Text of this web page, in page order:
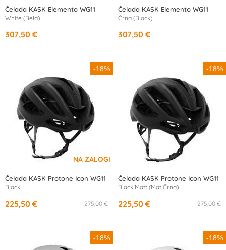
Čelada KASK Elemento WG11
White (Bela)
307,50 €
/mesec
Čelada KASK Elemento WG11
Črna (Black)
307,50 €
/mesec
-18%
Čelada KASK Protone Icon WG11
Black
275,00 €
225,50 €
/mesec
-18%
Čelada KASK Protone Icon WG11
Black Matt (Mat Črna)
275,00 €
225,50 €
/mesec
-18% -18%